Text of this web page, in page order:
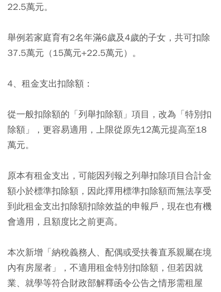
22.5萬元。
舉例若家庭育有2名年滿6歲及4歲的子女，共可扣除
37.5萬元（15萬元+22.5萬元）。
4、租金支出扣除額：
從一般扣除額的「列舉扣除額」項目，改為「特別扣
除額」，更容易適用，上限從原先12萬元提高至18
萬元。
原本有租金支出，可能因列報之列舉扣除項目合計金
額小於標準扣除額，因此擇用標準扣除額而無法享受
到此租金支出扣除額扣除效益的申報戶，現在也有機
會適用，且額度比之前更高。
本次新增「納稅義務人、配偶或受扶養直系親屬在境
內有房屋者」，不適用租金特別扣除額，但若因就
業、就學等符合財政部解釋函令公告之情形需租屋